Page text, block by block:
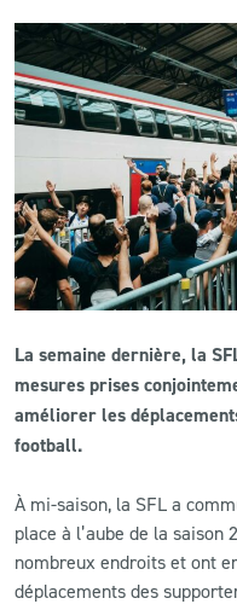
BUSINESS
RESTAURATION
CLUB
CONTACT
ACTUALITÉS
L’APP DU LS
LS ACADEMY CAMPS
PRESSE ET MEDIAS
La semaine dernière, la
mesures prises
améliorer les
football.
À mi-saison, la SFL a
place à l’aube de la
nombreux endroits et ont
déplacements des